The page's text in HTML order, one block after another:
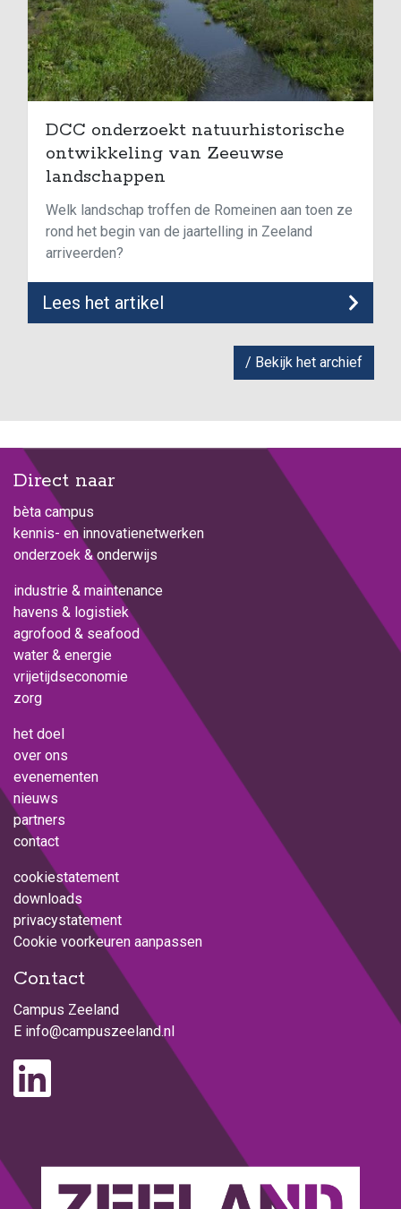
DCC onderzoekt natuurhistorische
ontwikkeling van Zeeuwse
landschappen
Welk landschap troffen de Romeinen aan toen ze
rond het begin van de jaartelling in Zeeland
arriveerden?
Lees het artikel
Bekijk het archief
Direct naar
bèta campus
kennis- en innovatienetwerken
onderzoek & onderwijs
industrie & maintenance
havens & logistiek
agrofood & seafood
water & energie
vrijetijdseconomie
zorg
het doel
over ons
evenementen
nieuws
partners
contact
cookiestatement
downloads
privacystatement
Cookie voorkeuren aanpassen
Contact
Campus Zeeland
E info@campuszeeland.nl